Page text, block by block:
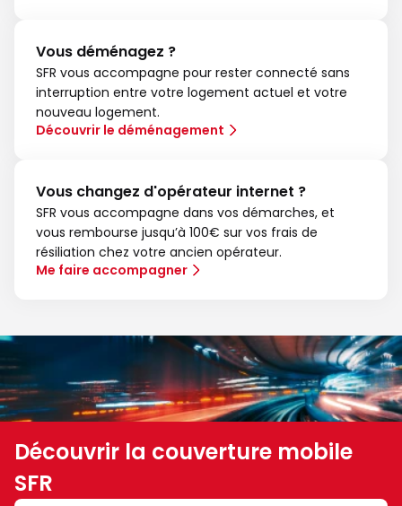
Vous déménagez ?
SFR vous accompagne pour rester connecté sans
interruption entre votre logement actuel et votre
nouveau logement.
Découvrir le déménagement
Vous changez d'opérateur internet ?
SFR vous accompagne dans vos démarches, et
vous rembourse jusqu’à 100€ sur vos frais de
résiliation chez votre ancien opérateur.
Me faire accompagner
Découvrir la couverture mobile
SFR